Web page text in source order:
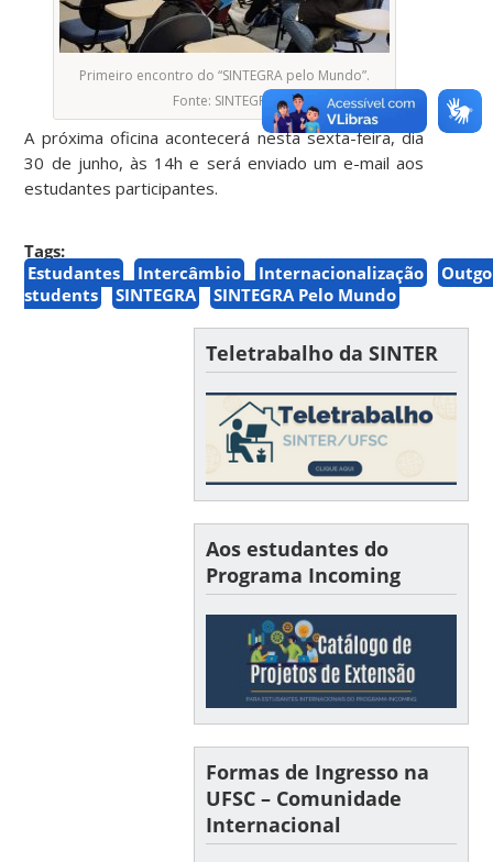
Primeiro encontro do “SINTEGRA pelo Mundo”.
Fonte: SINTEGRA
A próxima oficina acontecerá nesta sexta-feira, dia
30 de junho, às 14h e será enviado um e-mail aos
estudantes participantes.
Tags:
Estudantes
Intercâmbio Internacionalização
students
SINTEGRA SINTEGRA Pelo Mundo
Teletrabalho da SINTER
Aos estudantes do
Programa Incoming
Formas de Ingresso na
UFSC – Comunidade
Internacional